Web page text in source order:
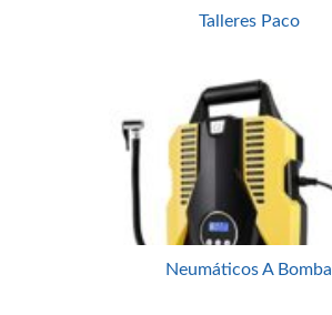
Talleres Paco
Neumáticos A Bomba